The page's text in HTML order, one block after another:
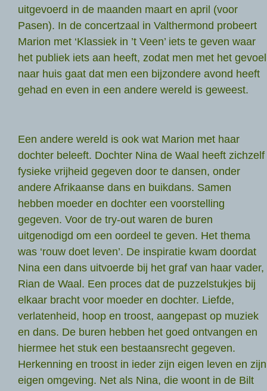
uitgevoerd in de maanden maart en april (voor
Pasen). In de concertzaal in Valthermond probeert
Marion met ‘Klassiek in ’t Veen’ iets te geven waar
het publiek iets aan heeft, zodat men met het gevoel
naar huis gaat dat men een bijzondere avond heeft
gehad en even in een andere wereld is geweest.
Een andere wereld is ook wat Marion met haar
dochter beleeft. Dochter Nina de Waal heeft zichzelf
fysieke vrijheid gegeven door te dansen, onder
andere Afrikaanse dans en buikdans. Samen
hebben moeder en dochter een voorstelling
gegeven. Voor de try-out waren de buren
uitgenodigd om een oordeel te geven. Het thema
was ‘rouw doet leven’. De inspiratie kwam doordat
Nina een dans uitvoerde bij het graf van haar vader,
Rian de Waal. Een proces dat de puzzelstukjes bij
elkaar bracht voor moeder en dochter. Liefde,
verlatenheid, hoop en troost, aangepast op muziek
en dans. De buren hebben het goed ontvangen en
hiermee het stuk een bestaansrecht gegeven.
Herkenning en troost in ieder zijn eigen leven en zijn
eigen omgeving. Net als Nina, die woont in de Bilt